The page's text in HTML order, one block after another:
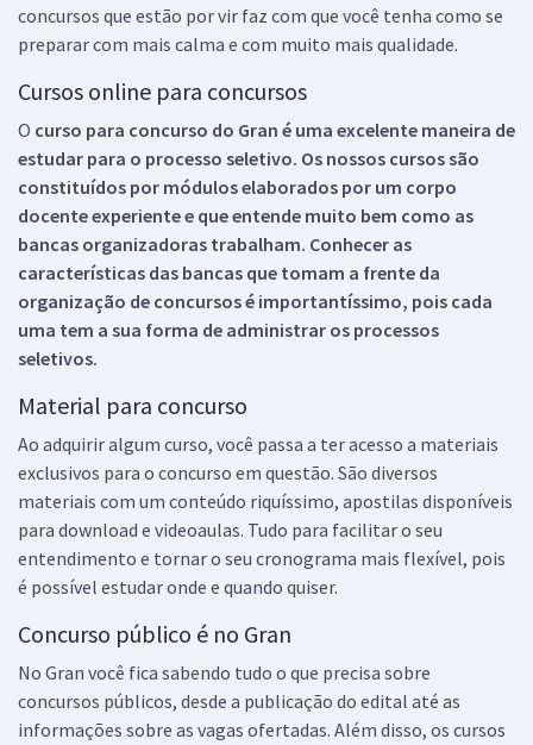
concursos que estão por vir faz com que você tenha como se
preparar com mais calma e com muito mais qualidade.
Cursos online para concursos
O curso para concurso do Gran é uma excelente maneira de
estudar para o processo seletivo. Os nossos cursos são
constituídos por módulos elaborados por um corpo
docente experiente e que entende muito bem como as
bancas organizadoras trabalham. Conhecer as
características das bancas que tomam a frente da
organização de concursos é importantíssimo, pois cada
uma tem a sua forma de administrar os processos
seletivos.
Material para concurso
Ao adquirir algum curso, você passa a ter acesso a materiais
exclusivos para o concurso em questão. São diversos
materiais com um conteúdo riquíssimo, apostilas disponíveis
para download e videoaulas. Tudo para facilitar o seu
entendimento e tornar o seu cronograma mais flexível, pois
é possível estudar onde e quando quiser.
Concurso público é no Gran
No Gran você fica sabendo tudo o que precisa sobre
concursos públicos, desde a publicação do edital até as
informações sobre as vagas ofertadas. Além disso, os cursos